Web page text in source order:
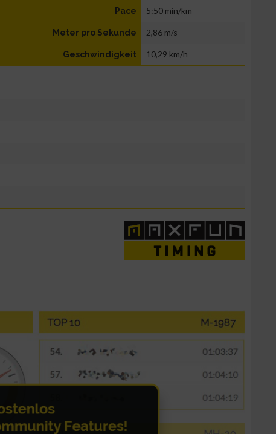
Pace 5:50 min/km
Meter pro Sekunde 2,86 m/s
Geschwindigkeit 10,29 km/h